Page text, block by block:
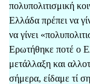
πολυπολιτισμική
Ελλάδα πρέπει να
να γίνει
Ερωτήθηκε ποτέ ο
μετάλλαξη και
σήμερα, είδαμε τί